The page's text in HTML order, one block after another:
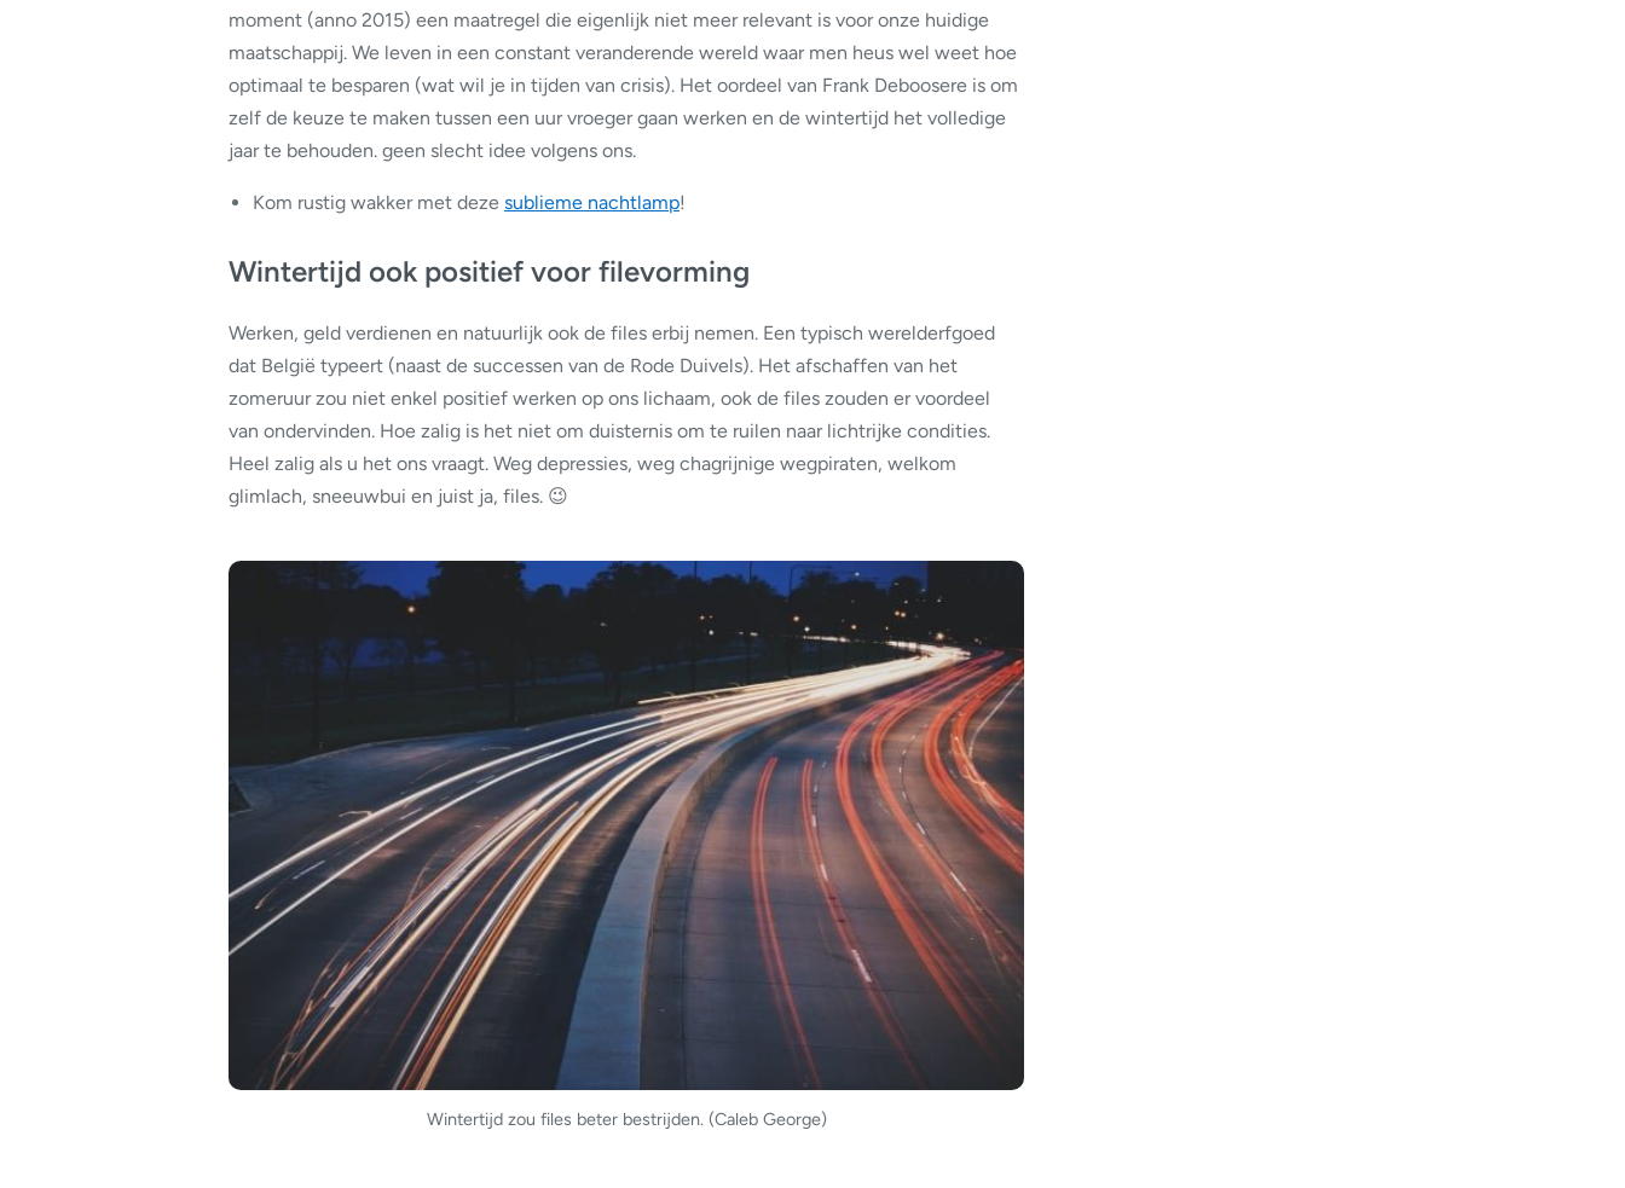
moment (anno 2015) een maatregel die eigenlijk niet meer relevant is voor onze huidige
maatschappij. We leven in een constant veranderende wereld waar men heus wel weet hoe
optimaal te besparen (wat wil je in tijden van crisis). Het oordeel van Frank Deboosere is om
zelf de keuze te maken tussen een uur vroeger gaan werken en de wintertijd het volledige
jaar te behouden. geen slecht idee volgens ons.
Kom rustig wakker met deze sublieme nachtlamp!
Wintertijd ook positief voor filevorming
Werken, geld verdienen en natuurlijk ook de files erbij nemen. Een typisch werelderfgoed
dat België typeert (naast de successen van de Rode Duivels). Het afschaffen van het
zomeruur zou niet enkel positief werken op ons lichaam, ook de files zouden er voordeel
van ondervinden. Hoe zalig is het niet om duisternis om te ruilen naar lichtrijke condities.
Heel zalig als u het ons vraagt. Weg depressies, weg chagrijnige wegpiraten, welkom
glimlach, sneeuwbui en juist ja, files. 😉
Wintertijd zou files beter bestrijden. (Caleb George)